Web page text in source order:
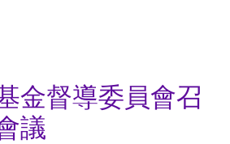
金督導委員會召
議